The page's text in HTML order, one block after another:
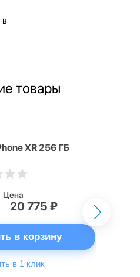
товары
XR 256 ГБ
Цена
20 775 ₽
в корзину
в 1 клик